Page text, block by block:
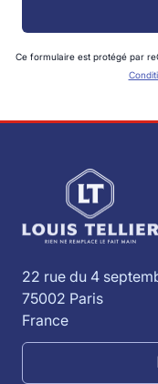
Ce formulaire est protégé par
22 rue du 4
75002 Paris
France